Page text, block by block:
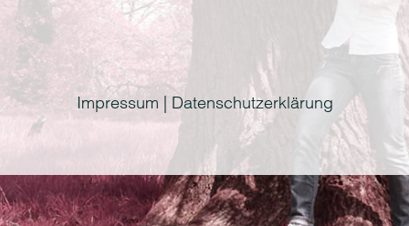
Impressum | Datenschutzerklärung